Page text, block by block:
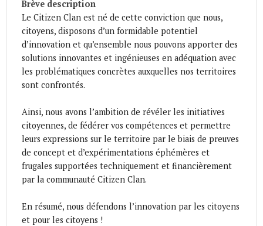
Brève description
Le Citizen Clan est né de cette conviction que nous,
citoyens, disposons d’un formidable potentiel
d’innovation et qu’ensemble nous pouvons apporter des
solutions innovantes et ingénieuses en adéquation avec
les problématiques concrètes auxquelles nos territoires
sont confrontés.
Ainsi, nous avons l’ambition de révéler les initiatives
citoyennes, de fédérer vos compétences et permettre
leurs expressions sur le territoire par le biais de preuves
de concept et d’expérimentations éphémères et
frugales supportées techniquement et financièrement
par la communauté Citizen Clan.
En résumé, nous défendons l’innovation par les citoyens
et pour les citoyens !